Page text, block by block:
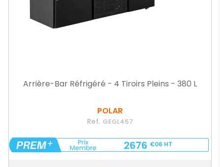
Arrière-Bar Réfrigéré - 4 Tiroirs Pleins - 380 L
POLAR
Ref. GEGL457
2676 €06 HT